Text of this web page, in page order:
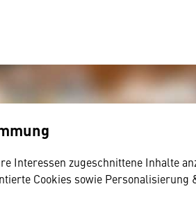
Interessen zugeschnittene Inhalte
Cookies sowie